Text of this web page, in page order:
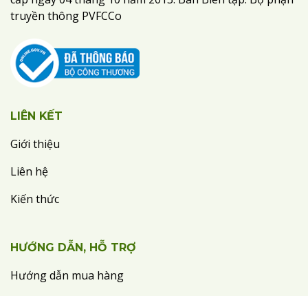
truyền thông PVFCCo
LIÊN KẾT
Giới thiệu
Liên hệ
Kiến thức
HƯỚNG DẪN, HỖ TRỢ
Hướng dẫn mua hàng